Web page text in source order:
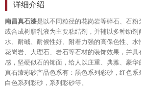
详细介绍
南昌真石漆是以不同粒径的花岗岩等碎石、石
或合成树脂乳液为主要粘结剂，并辅以多种助
水、耐碱、耐候性好、附着力强的高保色性、
花岗岩、大理石、岩石等石材的装饰效果，并
感，坚硬似石的饰面，给人以庄重、典雅、豪华
真石漆彩砂产品色系有：黑色系列彩砂，红色系
白色系列彩砂，系列彩砂等。